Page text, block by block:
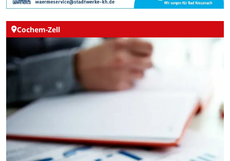
Cochem-Zell